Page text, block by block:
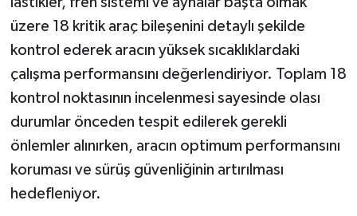
üzere 18 kritik araç bileşenini detaylı şekilde
kontrol ederek aracın yüksek sıcaklıklardaki
çalışma performansını değerlendiriyor. Toplam 18
kontrol noktasının incelenmesi sayesinde olası
durumlar önceden tespit edilerek gerekli
önlemler alınırken, aracın optimum performansını
koruması ve sürüş güvenliğinin artırılması
hedefleniyor.